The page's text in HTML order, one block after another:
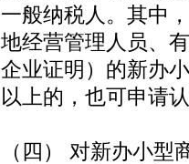
一般纳税人。其中
地经营管理人员、
企业证明）的新办
以上的，也可申请
（四） 对新办小